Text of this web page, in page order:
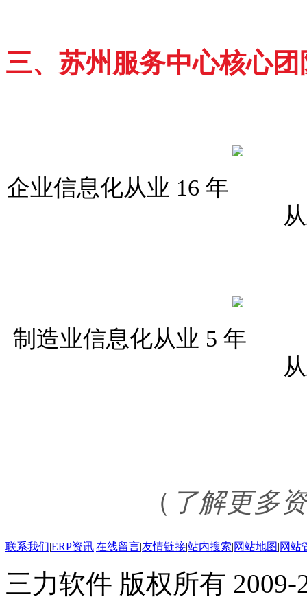
三、苏州服务中心核心
企业信息化
制造业信息
（ 了解更多
联系我们|ERP资讯|在线留言|友情链接|站内搜索|网站地图|网站
三力软件 版权所有 2009-